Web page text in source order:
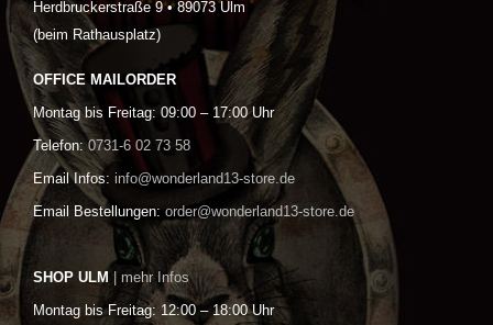
Herdbruckerstraße 9 • 89073 Ulm
(beim Rathausplatz)
OFFICE MAILORDER
Montag bis Freitag: 09:00 – 17:00 Uhr
Telefon: 0731-6 02 73 58
Email Infos: info@wonderland13-store.de
Email Bestellungen: order@wonderland13-store.de
SHOP ULM | mehr Infos
Montag bis Freitag: 12:00 – 18:00 Uhr